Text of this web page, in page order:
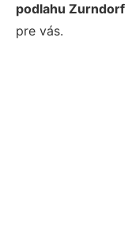
podlahu Zurndorf
pre vás.